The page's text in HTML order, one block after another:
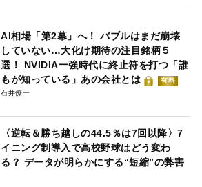
AI相場「第2幕」へ！ バブルはまだ崩壊
していない…大化け期待の注目銘柄５
選！ NVIDIA一強時代に終止符を打つ「誰
もが知っている」あの会社とは
有料
石井僚一
〈逆転＆勝ち越しの44.5％は7回以降〉7
イニング制導入で高校野球はどう変わ
る？ データが明らかにする“短縮”の弊害